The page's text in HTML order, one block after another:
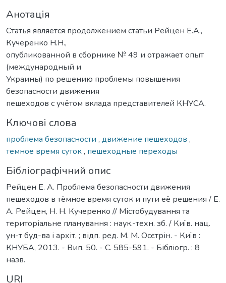
Анотація
Статья является продолжением статьи Рейцен Е.А.,
Кучеренко Н.Н.,
опубликованной в сборнике № 49 и отражает опыт
(международный и
Украины) по решению проблемы повышения
безопасности движения
пешеходов с учётом вклада представителей КНУСА.
Ключові слова
проблема безопасности , движение пешеходов ,
темное время суток, пешеходные переходы
Бібліографічний опис
Рейцен Е. А. Проблема безопасности движения
пешеходов в тёмное время суток и пути её решения / Е.
А. Рейцен, Н. Н. Кучеренко // Містобудування та
територіальне планування : наук.-техн. зб. / Київ. нац.
ун-т буд-ва і архіт. ; відп. ред. М. М. Осєтрін. - Київ :
КНУБА, 2013. - Вип. 50. - С. 585-591. - Бібліогр. : 8
назв.
URI